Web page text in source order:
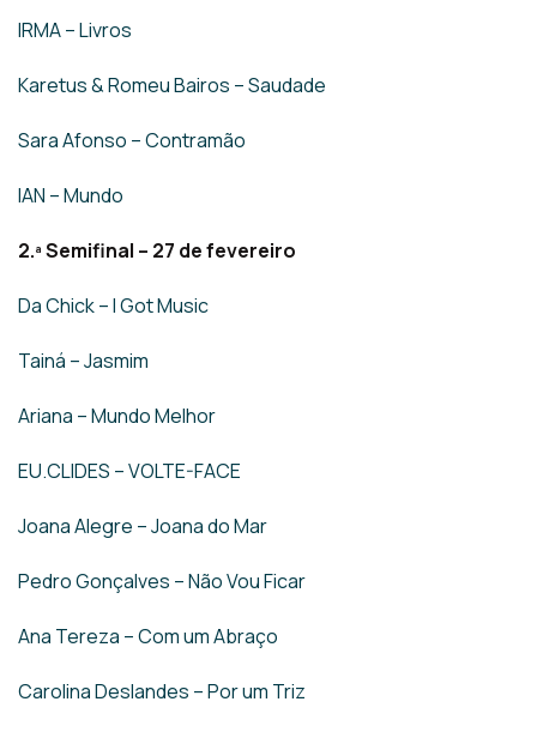
IRMA – Livros
Karetus & Romeu Bairos – Saudade
Sara Afonso – Contramão
IAN – Mundo
2.ª Semifinal – 27 de fevereiro
Da Chick – I Got Music
Tainá – Jasmim
Ariana – Mundo Melhor
EU.CLIDES – VOLTE-FACE
Joana Alegre – Joana do Mar
Pedro Gonçalves – Não Vou Ficar
Ana Tereza – Com um Abraço
Carolina Deslandes – Por um Triz